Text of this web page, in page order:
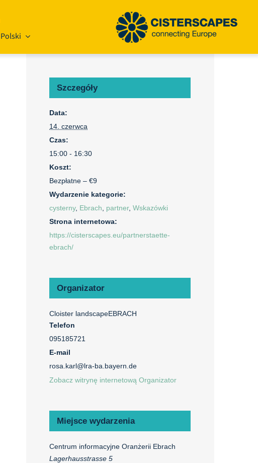
Polski
Szczegóły
Data:
14. czerwca
Czas:
15:00 - 16:30
Koszt:
Bezpłatne – €9
Wydarzenie kategorie:
cysterny, Ebrach partner,Wskazówki
Strona internetowa:
https://cisterscapes.eu/partnerstaette-
ebrach/
Organizator
Cloister landscapeEBRACH
Telefon
095185721
E-mail
rosa.karl@lra-ba.bayern.de
Zobacz witrynę internetową Organizator
Miejsce wydarzenia
Centrum informacyjne Oranżerii Ebrach
Lagerhausstrasse 5